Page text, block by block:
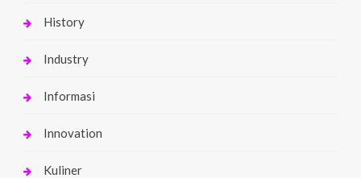
History
Industry
Informasi
Innovation
Kuliner